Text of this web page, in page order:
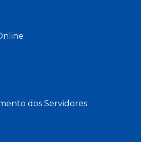
dos Servidores